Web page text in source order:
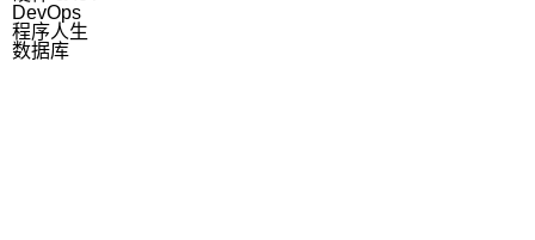
DevOps
程序人生
数据库